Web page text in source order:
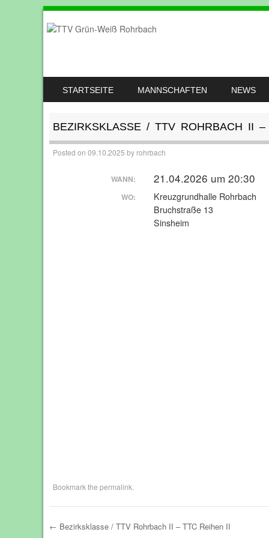
MENU
STARTSEITE MANNSCHAFTEN NEWS
BEZIRKSKLASSE / TTV ROHRBACH II –
Posted on 09.10.2025 by rohrbach
WANN: 21.04.2026 um 20:30
WO:
Kreuzgrundhalle Rohrbach
Bruchstraße 13
Sinsheim
Bookmark the permalink
← Bezirksklasse / TTV Rohrbach II – TTC Reihen II